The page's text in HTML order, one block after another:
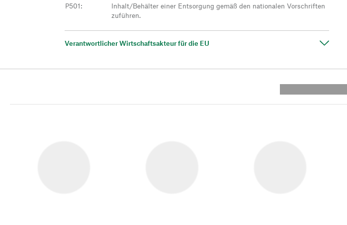
P501:
Inhalt/Behälter einer Entsorgung gemäß den nationalen Vorschriften
zuführen.
Verantwortlicher Wirtschaftsakteur für die EU